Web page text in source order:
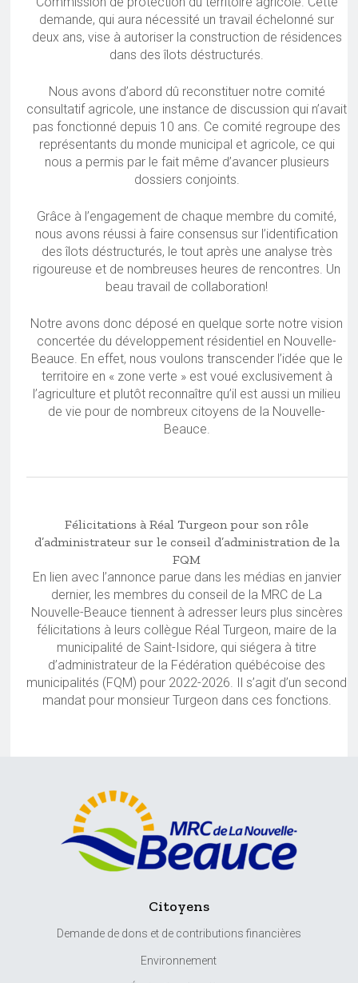
demande, qui aura nécessité un travail échelonné sur
deux ans, vise à autoriser la construction de résidences
dans des îlots déstructurés.
Nous avons d’abord dû reconstituer notre comité
consultatif agricole, une instance de discussion qui n’avait
pas fonctionné depuis 10 ans. Ce comité regroupe des
représentants du monde municipal et agricole, ce qui
nous a permis par le fait même d’avancer plusieurs
dossiers conjoints.
Grâce à l’engagement de chaque membre du comité,
nous avons réussi à faire consensus sur l’identification
des îlots déstructurés, le tout après une analyse très
rigoureuse et de nombreuses heures de rencontres. Un
beau travail de collaboration!
Notre avons donc déposé en quelque sorte notre vision
concertée du développement résidentiel en Nouvelle-
Beauce. En effet, nous voulons transcender l’idée que le
territoire en « zone verte » est voué exclusivement à
l’agriculture et plutôt reconnaître qu’il est aussi un milieu
de vie pour de nombreux citoyens de la Nouvelle-
Beauce.
Félicitations à Réal Turgeon pour son rôle
d’administrateur sur le conseil d’administration de la
FQM
En lien avec l’annonce parue dans les médias en janvier
dernier, les membres du conseil de la MRC de La
Nouvelle-Beauce tiennent à adresser leurs plus sincères
félicitations à leurs collègue Réal Turgeon, maire de la
municipalité de Saint-Isidore, qui siégera à titre
d’administrateur de la Fédération québécoise des
municipalités (FQM) pour 2022-2026. Il s’agit d’un second
mandat pour monsieur Turgeon dans ces fonctions.
Citoyens
Demande de dons et de contributions financières
Environnement